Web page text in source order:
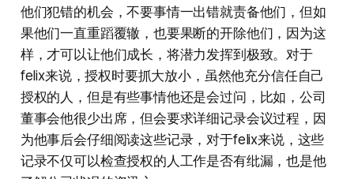
他们犯错的机会，不要事情一出错就责备他们，但如
果他们一直重蹈覆辙，也要果断的开除他们，因为这
样，才可以让他们成长，将潜力发挥到极致。对于
felix来说，授权时要抓大放小，虽然他充分信任自己
授权的人，但是有些事情他还是会过问，比如，公司
董事会他很少出席，但会要求详细记录会议过程，因
为他事后会仔细阅读这些记录，对于felix来说，这些
记录不仅可以检查授权的人工作是否有纰漏，也是他